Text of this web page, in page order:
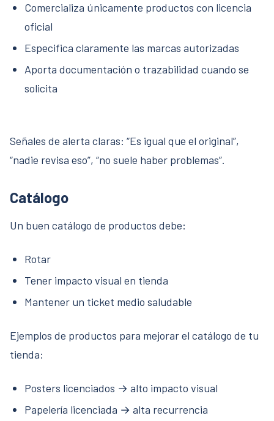
Comercializa únicamente productos con licencia
oficial
Especifica claramente las marcas autorizadas
Aporta documentación o trazabilidad cuando se
solicita
Señales de alerta claras: “Es igual que el original”,
“nadie revisa eso”, “no suele haber problemas”.
Catálogo
Un buen catálogo de productos debe:
Rotar
Tener impacto visual en tienda
Mantener un ticket medio saludable
Ejemplos de productos para mejorar el catálogo de tu
tienda:
Posters licenciados → alto impacto visual
Papelería licenciada → alta recurrencia